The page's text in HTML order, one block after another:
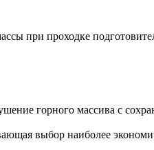
при проходке
горного массива с
выбор наиболее